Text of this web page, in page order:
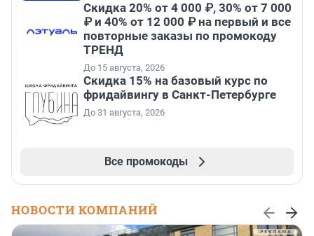
Скидка 20% от 4 000 ₽, 30% от 7 000
₽ и 40% от 12 000 ₽ на первый и все
повторные заказы по промокоду
ТРЕНД
До 15 августа, 2026
Скидка 15% на базовый курс по
фридайвингу в Санкт-Петербурге
До 31 августа, 2026
Все промокоды
НОВОСТИ КОМПАНИЙ